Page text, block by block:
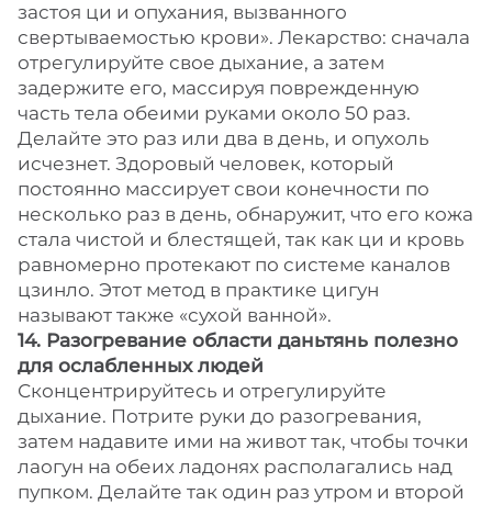
застоя ци и опухания, вызванного
свертываемостью крови». Лекарство: сначала
отрегулируйте свое дыхание, а затем
задержите его, массируя поврежденную
часть тела обеими руками около 50 раз.
Делайте это раз или два в день, и опухоль
исчезнет. Здоровый человек, который
постоянно массирует свои конечности по
несколько раз в день, обнаружит, что его кожа
стала чистой и блестящей, так как ци и кровь
равномерно протекают по системе каналов
цзинло. Этот метод в практике цигун
называют также «сухой ванной».
14. Разогревание области даньтянь полезно
для ослабленных людей
Сконцентрируйтесь и отрегулируйте
дыхание. Потрите руки до разогревания,
затем надавите ими на живот так, чтобы точки
лаогун на обеих ладонях располагались над
пупком. Делайте так один раз утром и второй